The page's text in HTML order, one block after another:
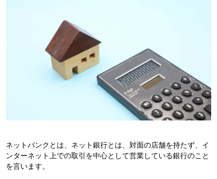
ネットバンクとは、ネット銀行とは、対面の店舗を持たず、イ
ンターネット上での取引を中心として営業している銀行のこと
を言います。